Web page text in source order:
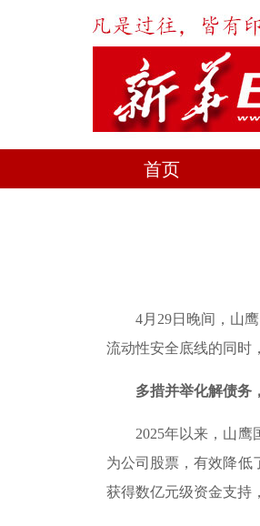
首页
4月29日晚间，山鹰
流动性安全底线的同时
多措并举化解债务
2025年以来，山鹰国
为公司股票，有效降低
获得数亿元级资金支持